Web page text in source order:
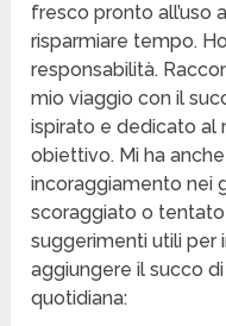
fresco pronto all’uso
risparmiare tempo.
responsabilità.
mio viaggio con il
ispirato e dedicato al
obiettivo. Mi ha
incoraggiamento nei
scoraggiato o
suggerimenti utili per
aggiungere il succo
quotidiana: